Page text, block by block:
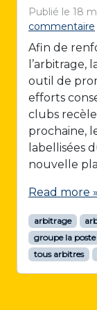
Publié le 18
commentaire
r
l
s
i
Afin de
l’arbitrage,
outil de
efforts
clubs
prochaine,
labellisées
nouvelle
Read more »
arbitrage
groupe la poste
tous arbitres